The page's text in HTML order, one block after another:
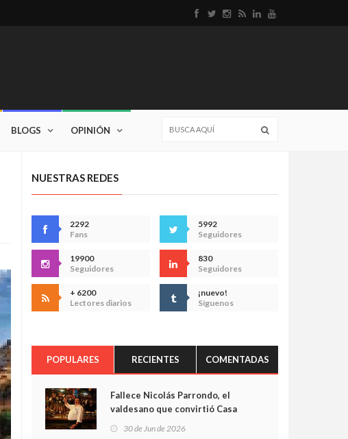
BLOGS OPINIÓN
NUESTRAS REDES
2292
Fans
5992
Seguidores
19900
Seguidores
830
Seguidores
+ 6200
Lectores diarios
¡nuevo!
Síguenos
POPULARES RECIENTES COMENTADAS
Fallece Nicolás Parrondo, el
valdesano que convirtió Casa
30 de Jun de 2026